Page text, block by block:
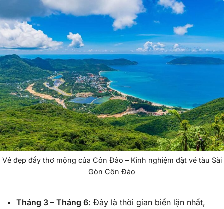
Vẻ đẹp đầy thơ mộng của Côn Đảo – Kinh nghiệm đặt vé tàu Sài
Gòn Côn Đảo
Tháng 3 – Tháng 6: Đây là thời gian biển lặn nhất,